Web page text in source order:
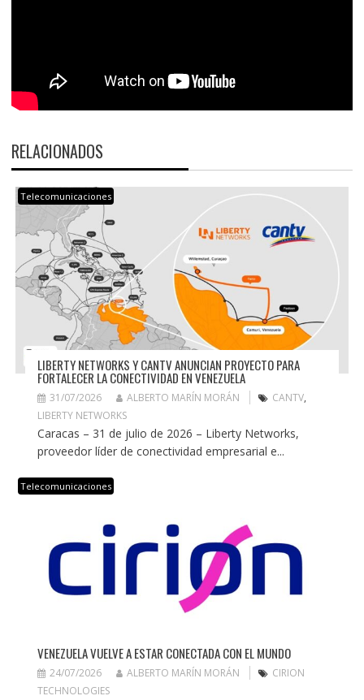
RELACIONADOS
Telecomunicaciones
LIBERTY NETWORKS Y CANTV ANUNCIAN PROYECTO PARA
FORTALECER LA CONECTIVIDAD EN VENEZUELA
31/07/2026 ALBERTO MARÍN MORÁN CANTV,
LIBERTY NETWORKS
Caracas – 31 de julio de 2026 – Liberty Networks,
proveedor líder de conectividad empresarial e...
Telecomunicaciones
VENEZUELA VUELVE A ESTAR CONECTADA CON EL MUNDO
24/07/2026 ALBERTO MARÍN MORÁN
CIRION
TECHNOLOGIES